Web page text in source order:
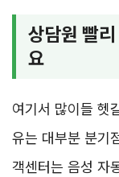
상담원 빨
요
여기서 많이들 헷
유는 대부분 분기
객센터는 음성 자